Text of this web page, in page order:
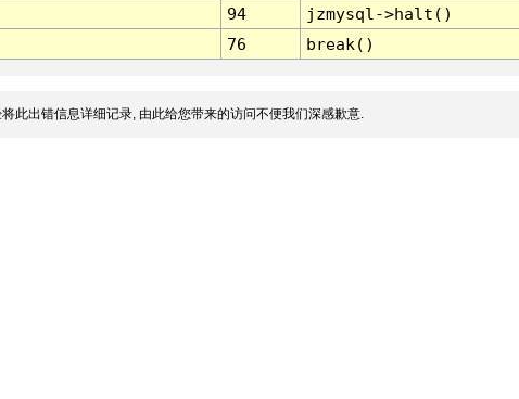
94
jzmysql->halt()
76 break()
此出错信息详细记录, 由此给您带来的访问不便我们深感歉意.